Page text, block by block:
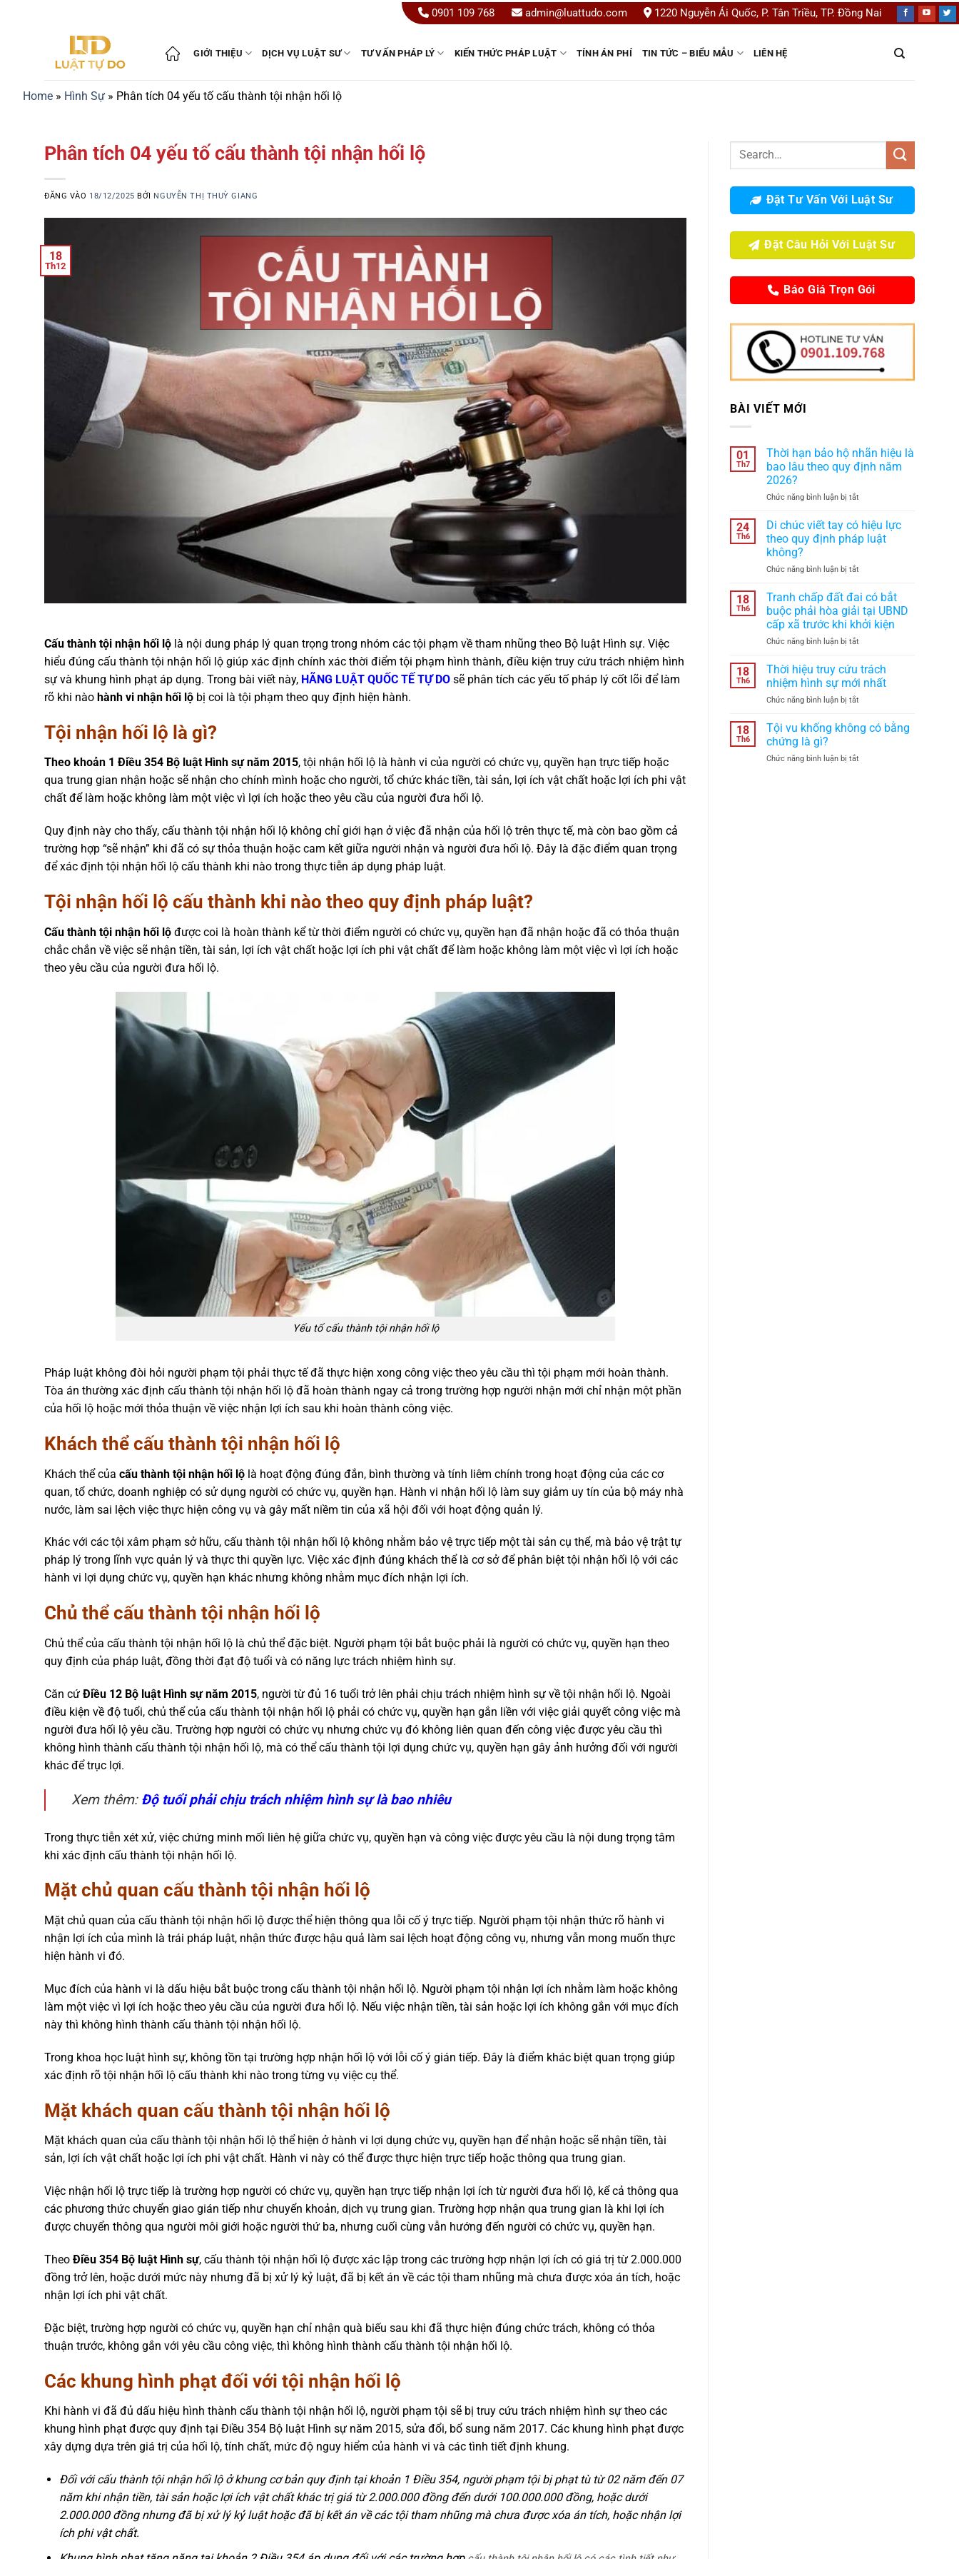
0901 109 768 admin@luattudo.com 1220 Nguyễn Ái Quốc, P. Tân Triều, TP. Đồng Nai
GIỚI THIỆU DỊCH VỤ LUẬT SƯ TƯ VẤN PHÁP LÝ KIẾN THỨC PHÁP LUẬT TÍNH ÁN PHÍ TIN TỨC – BIỂU MẪU LIÊN HỆ
Home » Hình Sự » Phân tích 04 yếu tố cấu thành tội nhận hối lộ
Phân tích 04 yếu tố cấu thành tội nhận hối lộ
ĐĂNG VÀO 18/12/2025 BỞI NGUYỄN THỊ THUỲ GIANG
18
Th12
Cấu thành tội nhận hối lộ là nội dung pháp lý quan trọng trong nhóm các tội phạm về tham nhũng theo Bộ luật Hình sự. Việc
hiểu đúng cấu thành tội nhận hối lộ giúp xác định chính xác thời điểm tội phạm hình thành, điều kiện truy cứu trách nhiệm hình
sự và khung hình phạt áp dụng. Trong bài viết này, HÃNG LUẬT QUỐC TẾ TỰ DO sẽ phân tích các yếu tố pháp lý cốt lõi để làm
rõ khi nào hành vi nhận hối lộ bị coi là tội phạm theo quy định hiện hành.
Tội nhận hối lộ là gì?
Theo khoản 1 Điều 354 Bộ luật Hình sự năm 2015, tội nhận hối lộ là hành vi của người có chức vụ, quyền hạn trực tiếp hoặc
qua trung gian nhận hoặc sẽ nhận cho chính mình hoặc cho người, tổ chức khác tiền, tài sản, lợi ích vật chất hoặc lợi ích phi vật
chất để làm hoặc không làm một việc vì lợi ích hoặc theo yêu cầu của người đưa hối lộ.
Quy định này cho thấy, cấu thành tội nhận hối lộ không chỉ giới hạn ở việc đã nhận của hối lộ trên thực tế, mà còn bao gồm cả
trường hợp “sẽ nhận” khi đã có sự thỏa thuận hoặc cam kết giữa người nhận và người đưa hối lộ. Đây là đặc điểm quan trọng
để xác định tội nhận hối lộ cấu thành khi nào trong thực tiễn áp dụng pháp luật.
Tội nhận hối lộ cấu thành khi nào theo quy định pháp luật?
Cấu thành tội nhận hối lộ được coi là hoàn thành kể từ thời điểm người có chức vụ, quyền hạn đã nhận hoặc đã có thỏa thuận
chắc chắn về việc sẽ nhận tiền, tài sản, lợi ích vật chất hoặc lợi ích phi vật chất để làm hoặc không làm một việc vì lợi ích hoặc
theo yêu cầu của người đưa hối lộ.
Yếu tố cấu thành tội nhận hối lộ
Pháp luật không đòi hỏi người phạm tội phải thực tế đã thực hiện xong công việc theo yêu cầu thì tội phạm mới hoàn thành.
Tòa án thường xác định cấu thành tội nhận hối lộ đã hoàn thành ngay cả trong trường hợp người nhận mới chỉ nhận một phần
của hối lộ hoặc mới thỏa thuận về việc nhận lợi ích sau khi hoàn thành công việc.
Khách thể cấu thành tội nhận hối lộ
Khách thể của cấu thành tội nhận hối lộ là hoạt động đúng đắn, bình thường và tính liêm chính trong hoạt động của các cơ
quan, tổ chức, doanh nghiệp có sử dụng người có chức vụ, quyền hạn. Hành vi nhận hối lộ làm suy giảm uy tín của bộ máy nhà
nước, làm sai lệch việc thực hiện công vụ và gây mất niềm tin của xã hội đối với hoạt động quản lý.
Khác với các tội xâm phạm sở hữu, cấu thành tội nhận hối lộ không nhằm bảo vệ trực tiếp một tài sản cụ thể, mà bảo vệ trật tự
pháp lý trong lĩnh vực quản lý và thực thi quyền lực. Việc xác định đúng khách thể là cơ sở để phân biệt tội nhận hối lộ với các
hành vi lợi dụng chức vụ, quyền hạn khác nhưng không nhằm mục đích nhận lợi ích.
Chủ thể cấu thành tội nhận hối lộ
Chủ thể của cấu thành tội nhận hối lộ là chủ thể đặc biệt. Người phạm tội bắt buộc phải là người có chức vụ, quyền hạn theo
quy định của pháp luật, đồng thời đạt độ tuổi và có năng lực trách nhiệm hình sự.
Căn cứ Điều 12 Bộ luật Hình sự năm 2015, người từ đủ 16 tuổi trở lên phải chịu trách nhiệm hình sự về tội nhận hối lộ. Ngoài
điều kiện về độ tuổi, chủ thể của cấu thành tội nhận hối lộ phải có chức vụ, quyền hạn gắn liền với việc giải quyết công việc mà
người đưa hối lộ yêu cầu. Trường hợp người có chức vụ nhưng chức vụ đó không liên quan đến công việc được yêu cầu thì
không hình thành cấu thành tội nhận hối lộ, mà có thể cấu thành tội lợi dụng chức vụ, quyền hạn gây ảnh hưởng đối với người
khác để trục lợi.
Xem thêm: Độ tuổi phải chịu trách nhiệm hình sự là bao nhiêu
Trong thực tiễn xét xử, việc chứng minh mối liên hệ giữa chức vụ, quyền hạn và công việc được yêu cầu là nội dung trọng tâm
khi xác định cấu thành tội nhận hối lộ.
Mặt chủ quan cấu thành tội nhận hối lộ
Mặt chủ quan của cấu thành tội nhận hối lộ được thể hiện thông qua lỗi cố ý trực tiếp. Người phạm tội nhận thức rõ hành vi
nhận lợi ích của mình là trái pháp luật, nhận thức được hậu quả làm sai lệch hoạt động công vụ, nhưng vẫn mong muốn thực
hiện hành vi đó.
Mục đích của hành vi là dấu hiệu bắt buộc trong cấu thành tội nhận hối lộ. Người phạm tội nhận lợi ích nhằm làm hoặc không
làm một việc vì lợi ích hoặc theo yêu cầu của người đưa hối lộ. Nếu việc nhận tiền, tài sản hoặc lợi ích không gắn với mục đích
này thì không hình thành cấu thành tội nhận hối lộ.
Trong khoa học luật hình sự, không tồn tại trường hợp nhận hối lộ với lỗi cố ý gián tiếp. Đây là điểm khác biệt quan trọng giúp
xác định rõ tội nhận hối lộ cấu thành khi nào trong từng vụ việc cụ thể.
Mặt khách quan cấu thành tội nhận hối lộ
Mặt khách quan của cấu thành tội nhận hối lộ thể hiện ở hành vi lợi dụng chức vụ, quyền hạn để nhận hoặc sẽ nhận tiền, tài
sản, lợi ích vật chất hoặc lợi ích phi vật chất. Hành vi này có thể được thực hiện trực tiếp hoặc thông qua trung gian.
Việc nhận hối lộ trực tiếp là trường hợp người có chức vụ, quyền hạn trực tiếp nhận lợi ích từ người đưa hối lộ, kể cả thông qua
các phương thức chuyển giao gián tiếp như chuyển khoản, dịch vụ trung gian. Trường hợp nhận qua trung gian là khi lợi ích
được chuyển thông qua người môi giới hoặc người thứ ba, nhưng cuối cùng vẫn hướng đến người có chức vụ, quyền hạn.
Theo Điều 354 Bộ luật Hình sự, cấu thành tội nhận hối lộ được xác lập trong các trường hợp nhận lợi ích có giá trị từ 2.000.000
đồng trở lên, hoặc dưới mức này nhưng đã bị xử lý kỷ luật, đã bị kết án về các tội tham nhũng mà chưa được xóa án tích, hoặc
nhận lợi ích phi vật chất.
Đặc biệt, trường hợp người có chức vụ, quyền hạn chỉ nhận quà biếu sau khi đã thực hiện đúng chức trách, không có thỏa
thuận trước, không gắn với yêu cầu công việc, thì không hình thành cấu thành tội nhận hối lộ.
Các khung hình phạt đối với tội nhận hối lộ
Khi hành vi đã đủ dấu hiệu hình thành cấu thành tội nhận hối lộ, người phạm tội sẽ bị truy cứu trách nhiệm hình sự theo các
khung hình phạt được quy định tại Điều 354 Bộ luật Hình sự năm 2015, sửa đổi, bổ sung năm 2017. Các khung hình phạt được
xây dựng dựa trên giá trị của hối lộ, tính chất, mức độ nguy hiểm của hành vi và các tình tiết định khung.
Đối với cấu thành tội nhận hối lộ ở khung cơ bản quy định tại khoản 1 Điều 354, người phạm tội bị phạt tù từ 02 năm đến 07
năm khi nhận tiền, tài sản hoặc lợi ích vật chất khác trị giá từ 2.000.000 đồng đến dưới 100.000.000 đồng, hoặc dưới
2.000.000 đồng nhưng đã bị xử lý kỷ luật hoặc đã bị kết án về các tội tham nhũng mà chưa được xóa án tích, hoặc nhận lợi
ích phi vật chất.
Đặt Tư Vấn Với Luật Sư
Đặt Câu Hỏi Với Luật Sư
Báo Giá Trọn Gói
BÀI VIẾT MỚI
01
Th7
Thời hạn bảo hộ nhãn hiệu là
bao lâu theo quy định năm
2026?
Chức năng bình luận bị tắtở
hạn
bảo
hộ
hiệu
bao
lâu
theo
quy
định
2026?
24
Th6
Di chúc viết tay có hiệu lực
theo quy định pháp luật
không?
Chức năng bình luận bị tắtở
chúc
viết
tay
có
hiệu
theo
quy
định
pháp
không?
18
Th6
Tranh chấp đất đai có bắt
buộc phải hòa giải tại UBND
cấp xã trước khi khởi kiện
Chức năng bình luận bị tắtở
chấp
đất
đai
có
buộc
giải
18
Th6
Thời hiệu truy cứu trách
nhiệm hình sự mới nhất
Chức năng bình luận bị tắtở
hiệu
truy
trách
18
Th6
Tội vu khống không có bằng
chứng là gì?
Chức năng bình luận bị tắtở